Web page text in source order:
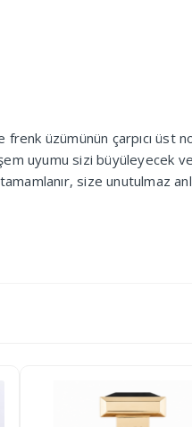
üzümünün çarpıcı üst
uyumu sizi büyüleyecek
tamamlanır, size